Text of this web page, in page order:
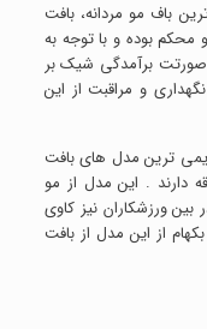
باف مو مردانه، بافت
محکم بوده و با توجه به
برآمدگی شیک بر
و مراقبت از این
ترین مدل های بافت
دارند . این مدل از مو
بین ورزشکاران نیز کاوی
از این مدل از بافت